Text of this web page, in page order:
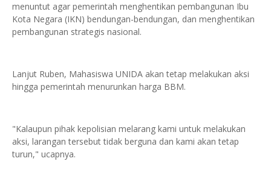
menuntut agar pemerintah menghentikan pembangunan Ibu
Kota Negara (IKN) bendungan-bendungan, dan menghentikan
pembangunan strategis nasional.
Lanjut Ruben, Mahasiswa UNIDA akan tetap melakukan aksi
hingga pemerintah menurunkan harga BBM.
"Kalaupun pihak kepolisian melarang kami untuk melakukan
aksi, larangan tersebut tidak berguna dan kami akan tetap
turun," ucapnya.